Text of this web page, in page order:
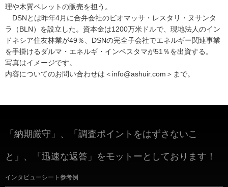
理や木質ペレットの販売を担う。
DSNとは昨年4月に合弁会社のビオマッサ・レスタリ・ヌサンタ
ラ（BLN）を設立した。資本金は1200万米ドルで、現地法人のイン
ドネシア住友林業が49％、DSNの完全子会社でエネルギー関連事業
を手掛けるダルマ・エネルギ・インベスタマが51％を出資する。
写真はイメージです。
内容についてのお問い合わせは＜info@ashuir.com＞まで。
「納期厳守」、「調査ポイントをはずさないこ
と」、「迅速な返答」をモットーとしております！
インタビューシート参考例